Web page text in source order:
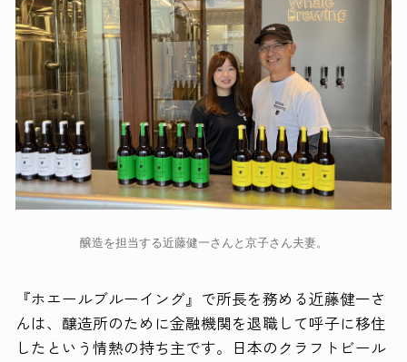
醸造を担当する近藤健一さんと京子さん夫妻。
『ホエールブルーイング』で所長を務める近藤健一さ
んは、醸造所のために金融機関を退職して呼子に移住
したという情熱の持ち主です。日本のクラフトビール